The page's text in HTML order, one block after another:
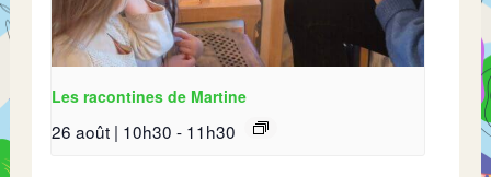
Les racontines de Martine
26 août | 10h30 - 11h30